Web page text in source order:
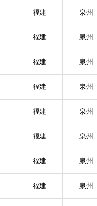
福建 泉州
福建 泉州
福建 泉州
福建 泉州
福建 泉州
福建 泉州
福建 泉州
福建 泉州